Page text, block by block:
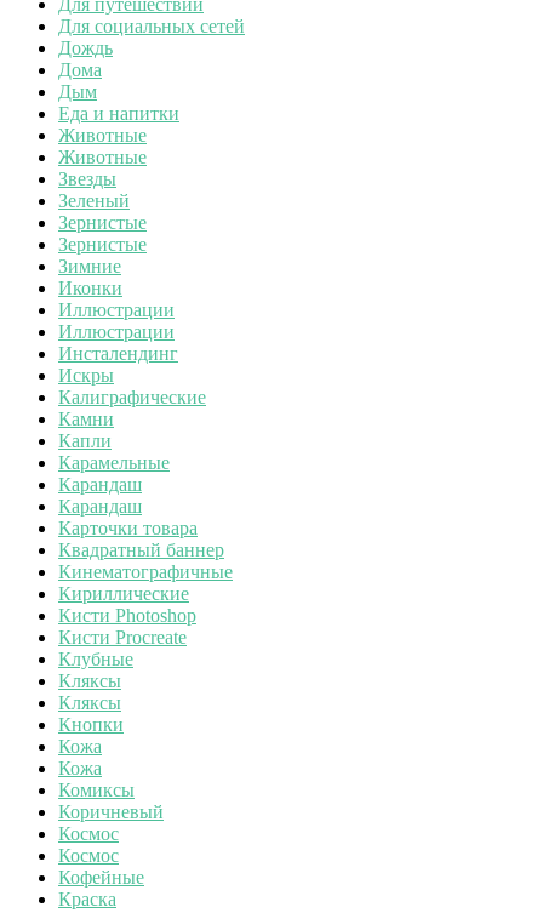
Для социальных сетей
Дождь
Дома
Дым
Еда и напитки
Животные
Животные
Звезды
Зеленый
Зернистые
Зернистые
Зимние
Иконки
Иллюстрации
Иллюстрации
Инсталендинг
Искры
Калиграфические
Камни
Капли
Карамельные
Карандаш
Карандаш
Карточки товара
Квадратный баннер
Кинематографичные
Кириллические
Кисти Photoshop
Кисти Procreate
Клубные
Кляксы
Кляксы
Кнопки
Кожа
Кожа
Комиксы
Коричневый
Космос
Космос
Кофейные
Краска